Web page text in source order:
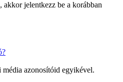
jelentkezz be a korábban
média azonosítóid egyikével.